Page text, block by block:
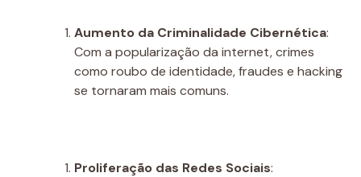
Aumento da Criminalidade Cibernética:
Com a popularização da internet, crimes
como roubo de identidade, fraudes e hacking
se tornaram mais comuns.
Proliferação das Redes Sociais: